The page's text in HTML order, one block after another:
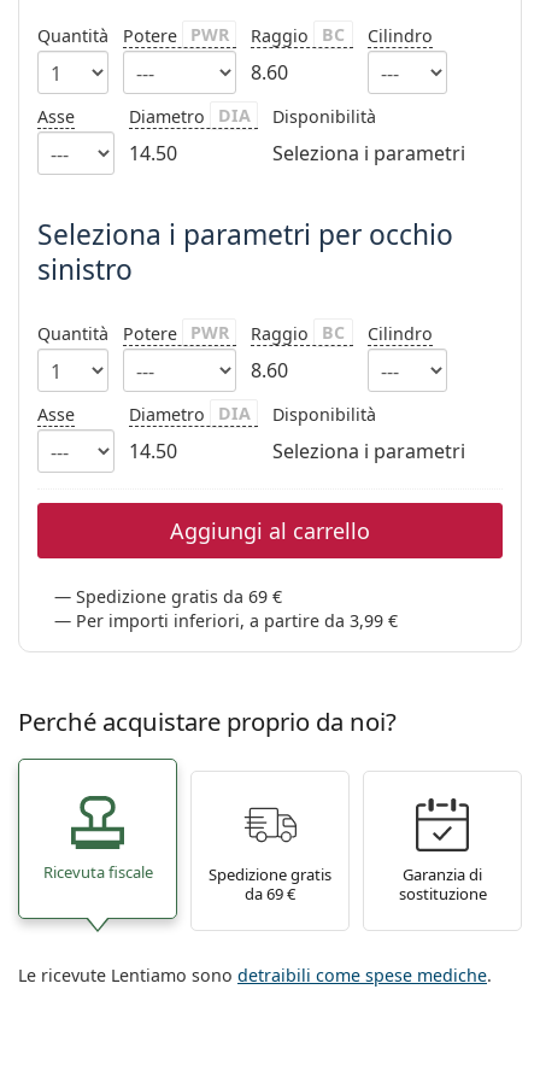
Prada
Tutte le marche
Quantità Potere PWR Raggio BC
8.60
Cilindro
Asse Diametro DIA
14.50
Disponibilità
Seleziona i parametri
Seleziona i parametri per occhio
sinistro
Quantità Potere PWR Raggio BC
8.60
Cilindro
Asse Diametro DIA
14.50
Disponibilità
Seleziona i parametri
Aggiungi al carrello
Spedizione gratis da 69 €
Per importi inferiori, a partire da 3,99 €
Perché acquistare proprio da noi?
Ricevuta fiscale
Spedizione gratis
da 69 €
Garanzia di
sostituzione
Le ricevute Lentiamo sono detraibili come spese mediche.